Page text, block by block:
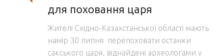
для поховання царя
Жителі Східно-Казахстанської області мають
намір 30 липня перепоховати останки
сакського царя, віднайдені археологами у